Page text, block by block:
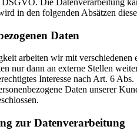
Die Datenverarbeitung
in den folgenden Absätzen
Daten
arbeiten wir mit
nur dann an externe Stellen
Interesse nach Art. 6
Daten unserer
zur Datenverarbeitung